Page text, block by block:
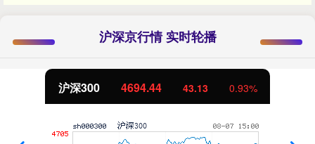
沪深京行情 实时轮播
北证50 1134.24 11.37 1.01%